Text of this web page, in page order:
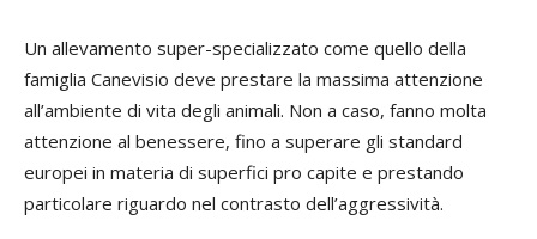
Un allevamento super-specializzato come quello della
famiglia Canevisio deve prestare la massima attenzione
all’ambiente di vita degli animali. Non a caso, fanno molta
attenzione al benessere, fino a superare gli standard
europei in materia di superfici pro capite e prestando
particolare riguardo nel contrasto dell’aggressività.